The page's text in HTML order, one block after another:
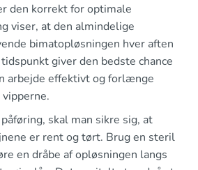
den korrekt for optimale
viser, at den almindelige
bimatopløsningen hver aften
giver den bedste chance
arbejde effektivt og forlænge
skal man sikre sig, at
er rent og tørt. Brug en steril
en dråbe af opløsningen langs